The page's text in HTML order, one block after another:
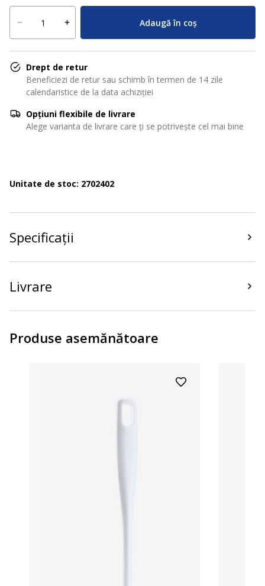
Adaugă în coș
Drept de retur
Beneficiezi de retur sau schimb în termen de 14 zile
calendaristice de la data achiziției
Opțiuni flexibile de livrare
Alege varianta de livrare care ți se potrivește cel mai bine
Unitate de stoc: 2702402
Specificații
Livrare
Produse asemănătoare